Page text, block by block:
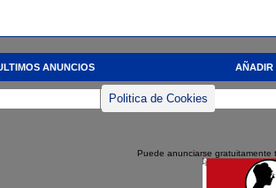
ANUNCIOS AÑADIR
Politica de Cookies
Puede anunciarse